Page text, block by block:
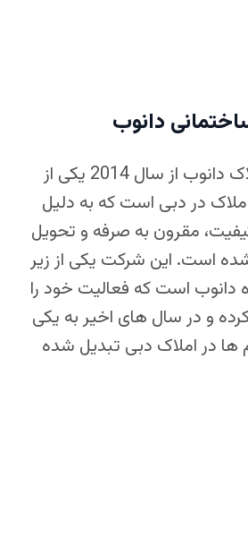
دانوب
شرکت سازنده املاک دانوب از سال 2014 یکی از
در دبی است که به دلیل
مقرون‌ به‌ صرفه و تحویل
است. این شرکت یکی از زیر
است که فعالیت خود را
آغاز کرده و در سال‌ های اخیر به یکی
ها در املاک دبی تبدیل شده